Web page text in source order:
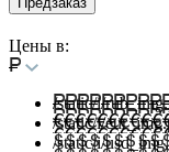
Цены в:
/static/i/
/static/i/
/static/i/